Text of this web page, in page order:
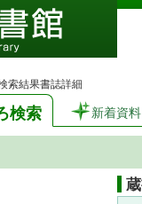
索結果書誌詳細
検索 新着資料